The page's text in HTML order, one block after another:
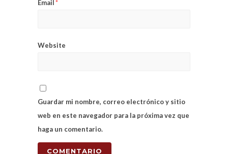
Email*
Website
Guardar mi nombre, correo electrónico y sitio
web en este navegador para la próxima vez que
haga un comentario.